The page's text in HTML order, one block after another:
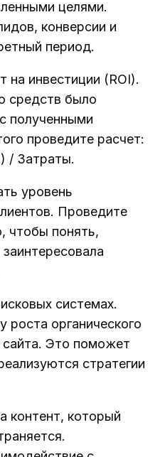
целями.
конверсии и
период.
на инвестиции (ROI).
средств было
полученными
проведите расчет:
/ Затраты.
уровень
Проведите
чтобы понять,
системах.
роста органического
сайта. Это поможет
стратегии
контент, который